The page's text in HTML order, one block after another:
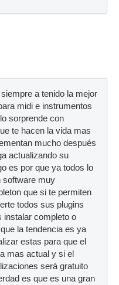
a tenido la mejor
midi e instrumentos
sorprende con
te hacen la vida mas
mucho después
actualizando su
es por que ya todos lo
software muy
que si te permiten
todos sus plugins
instalar completo o
la tendencia es ya
estas para que el
mas actual y si el
será gratuito
es que es una gran